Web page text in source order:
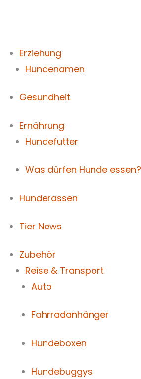
Erziehung
Hundenamen
Gesundheit
Ernährung
Hundefutter
Was dürfen Hunde essen?
Hunderassen
Tier News
Zubehör
Reise & Transport
Auto
Fahrradanhänger
Hundeboxen
Hundebuggys